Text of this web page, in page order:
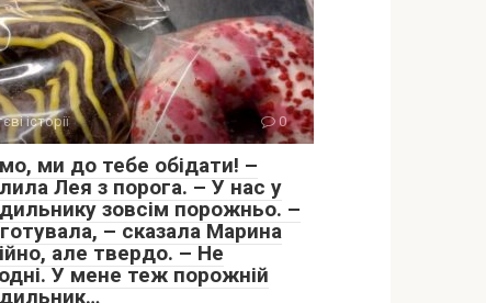
історії 0
ми до тебе обідати! –
Лея з порога. – У нас у
зовсім порожньо. –
– сказала Марина
але твердо. – Не
У мене теж порожній